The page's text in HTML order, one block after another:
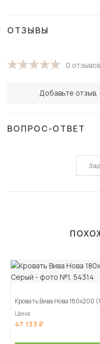
ОТЗЫВЫ
0 отзывов
Добавьте отзыв,
ВОПРОС-ОТВЕТ
Кровать Вива Нова
Цена
47 133